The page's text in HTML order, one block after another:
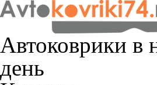
Автоковрики в
день